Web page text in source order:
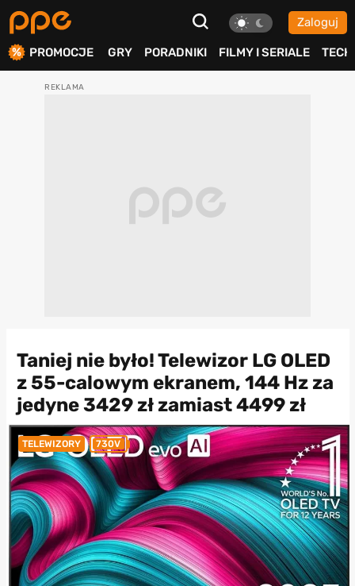
Zaloguj
PROMOCJE GRY PORADNIKI FILMY I SERIALE TECH
Taniej nie było! Telewizor LG OLED
z 55-calowym ekranem, 144 Hz za
jedyne 3429 zł zamiast 4499 zł
TELEWIZORY 730V